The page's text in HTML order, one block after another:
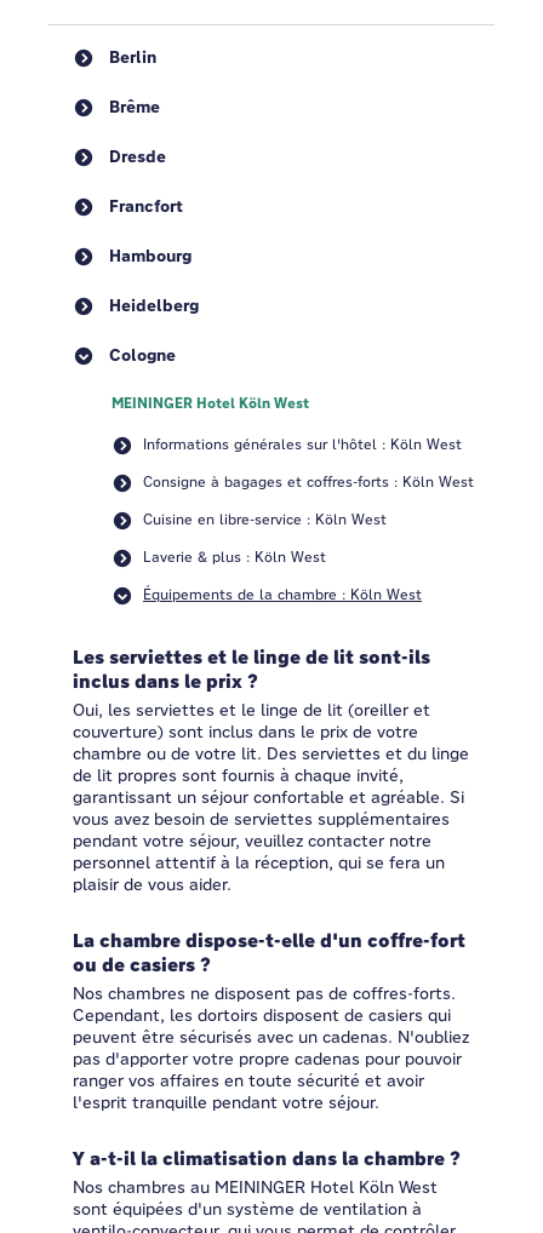
Berlin
Brême
Dresde
Francfort
Hambourg
Heidelberg
Cologne
MEININGER Hotel Köln West
Informations générales sur l'hôtel : Köln West
Consigne à bagages et coffres-forts : Köln West
Cuisine en libre-service : Köln West
Laverie & plus : Köln West
Équipements de la chambre : Köln West
Les serviettes et le linge de lit sont-ils
inclus dans le prix ?
Oui, les serviettes et le linge de lit (oreiller et
couverture) sont inclus dans le prix de votre
chambre ou de votre lit. Des serviettes et du linge
de lit propres sont fournis à chaque invité,
garantissant un séjour confortable et agréable. Si
vous avez besoin de serviettes supplémentaires
pendant votre séjour, veuillez contacter notre
personnel attentif à la réception, qui se fera un
plaisir de vous aider.
La chambre dispose-t-elle d'un coffre-fort
ou de casiers ?
Nos chambres ne disposent pas de coffres-forts.
Cependant, les dortoirs disposent de casiers qui
peuvent être sécurisés avec un cadenas. N'oubliez
pas d'apporter votre propre cadenas pour pouvoir
ranger vos affaires en toute sécurité et avoir
l'esprit tranquille pendant votre séjour.
Y a-t-il la climatisation dans la chambre ?
Nos chambres au MEININGER Hotel Köln West
sont équipées d'un système de ventilation à